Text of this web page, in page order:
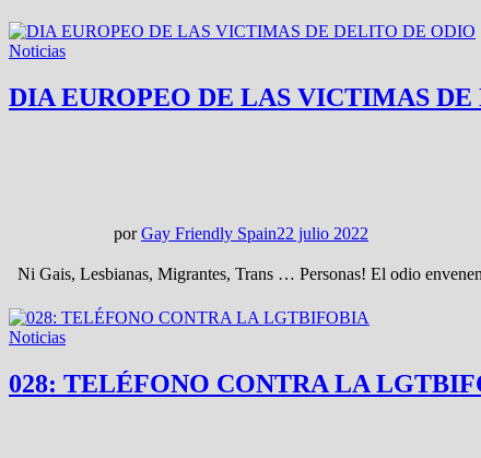
Noticias
DIA EUROPEO DE LAS VICTIMAS
porGay Friendly Spain22 julio 2022
Ni Gais, Lesbianas, Migrantes, Trans … Personas! El odio
Noticias
028: TELÉFONO CONTRA LA